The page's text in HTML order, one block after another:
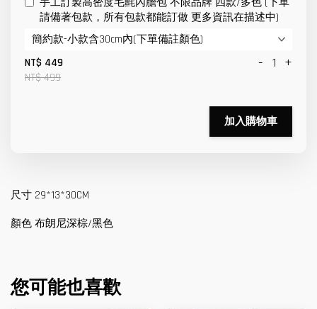
請備著包款，所有包款都能訂做 更多資訊在描述中)
NT$ 449
NT$ 499
- +
加入購物車
尺寸 29*13*30CM
顏色 布朗尼深棕/黑色
您可能也喜歡